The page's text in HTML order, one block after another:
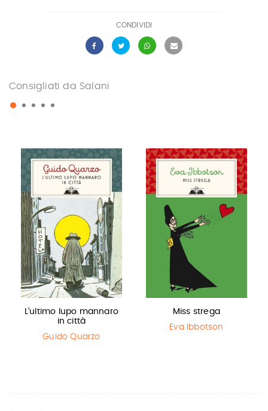
CONDIVIDI
Consigliati da Salani
L'ultimo lupo mannaro
in città
Guido Quarzo
Miss strega
Eva Ibbotson